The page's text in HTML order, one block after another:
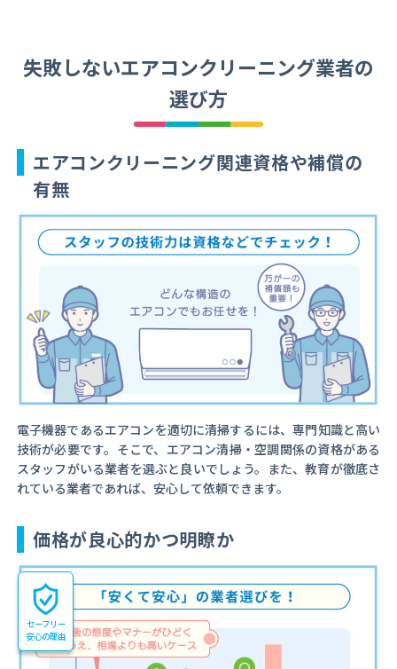
失敗しないエアコンクリーニング業者の
選び方
エアコンクリーニング関連資格や補償の
有無
電子機器であるエアコンを適切に清掃するには、専門知識と高い
技術が必要です。そこで、エアコン清掃・空調関係の資格がある
スタッフがいる業者を選ぶと良いでしょう。また、教育が徹底さ
れている業者であれば、安心して依頼できます。
価格が良心的かつ明瞭か
セーフリー
安心の理由